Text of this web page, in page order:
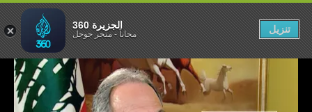
- الجزء 2
الجزيرة 360
مجاناً-متجر جوجل تنزيل